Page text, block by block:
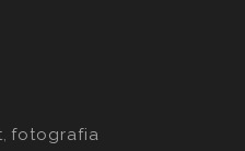
, fotografia